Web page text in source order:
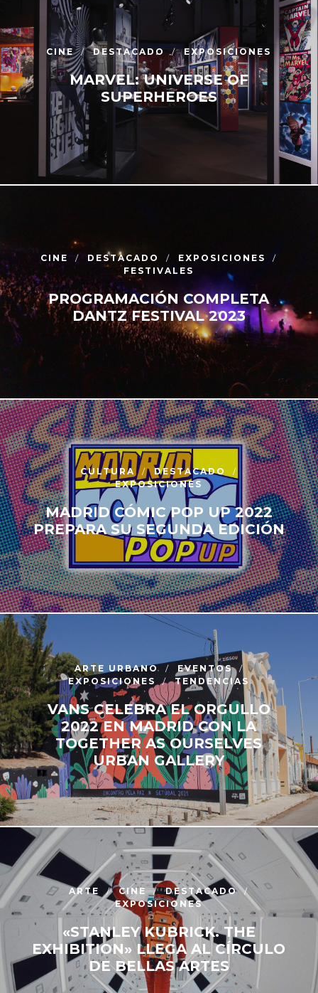
CINE DESTACADO EXPOSICIONES
MARVEL: UNIVERSE OF
SUPERHEROES
CINE DESTACADO
EXPOSICIONES
FESTIVALES
PROGRAMACIÓN COMPLETA
DANTZ FESTIVAL 2023
CULTURA
DESTACADO
EXPOSICIONES
MADRID CÓMIC POP UP 2022
PREPARA SU SEGUNDA EDICIÓN
ARTE URBANO
EVENTOS
EXPOSICIONES
TENDENCIAS
VANS CELEBRA EL ORGULLO
2022 EN MADRID CON LA
TOGETHER AS OURSELVES
URBAN GALLERY
ARTE CINE
DESTACADO
EXPOSICIONES
«STANLEY KUBRICK. THE
EXHIBITION» LLEGA AL CÍRCULO
DE BELLAS ARTES